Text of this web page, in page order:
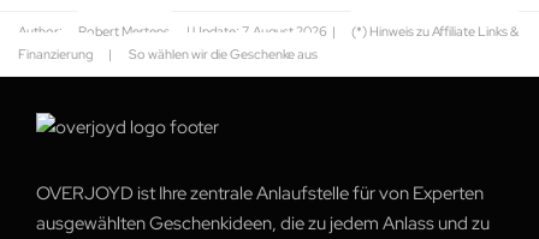
Author: Robert Mertens | Update: 7. August 2026 |
(*) Hinweis zu Affiliate Links &
Finanzierung
| So wählen wir die Geschenke aus
OVERJOYD ist Ihre zentrale Anlaufstelle für von Experten
ausgewählten Geschenkideen, die zu jedem Anlass und zu